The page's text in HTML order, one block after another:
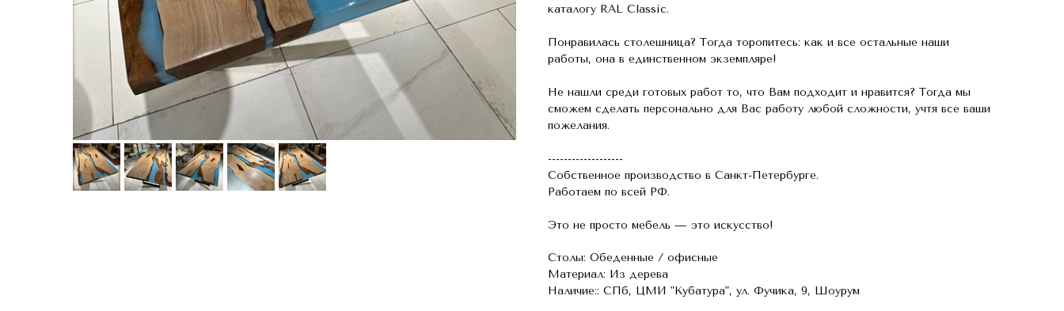
каталогу RAL Classic.
Понравилась столешница? Тогда торопитесь: как и все остальные наши
работы, она в единственном экземпляре!
Не нашли среди готовых работ то, что Вам подходит и нравится? Тогда мы
сможем сделать персонально для Вас работу любой сложности, учтя все ваши
пожелания.
-------------------
Собственное производство в Санкт-Петербурге.
Работаем по всей РФ.
Это не просто мебель — это искусство!
Столы: Обеденные / офисные
Материал: Из дерева
Наличие:: СПб, ЦМИ "Кубатура", ул. Фучика, 9, Шоурум